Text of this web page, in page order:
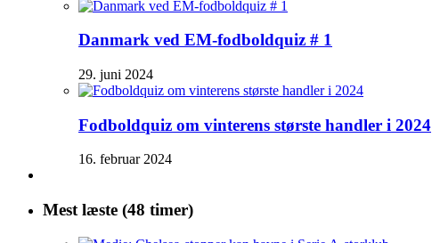
Danmark ved EM-fodboldquiz # 1
29. juni 2024
Fodboldquiz om vinterens største handler i 2024
16. februar 2024
Mest læste (48 timer)